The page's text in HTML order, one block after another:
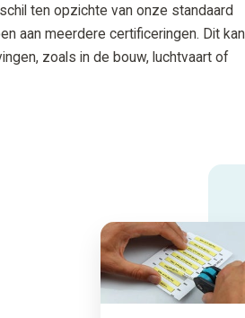
ten opzichte van onze standaard
aan meerdere certificeringen. Dit kan
zoals in de bouw, luchtvaart of